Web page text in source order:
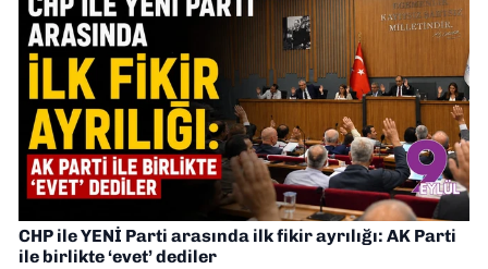
CHP ile YENİ Parti arasında ilk fikir ayrılığı: AK Parti
ile birlikte ‘evet’ dediler